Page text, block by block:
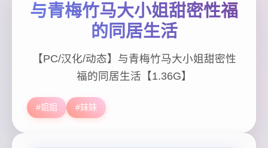
与青梅竹马大小姐甜密性福
的同居生活
【PC/汉化/动态】与青梅竹马大小姐甜密性
福的同居生活【1.36G】
#姐姐 #妹妹